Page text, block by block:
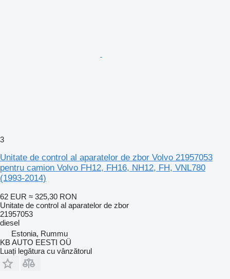
3
Unitate de control al aparatelor de zbor Volvo 21957053
pentru camion Volvo FH12, FH16, NH12, FH, VNL780
(1993-2014)
62 EUR ≈ 325,30 RON
Unitate de control al aparatelor de zbor
21957053
diesel
Estonia, Rummu
KB AUTO EESTI OÜ
Luați legătura cu vânzătorul